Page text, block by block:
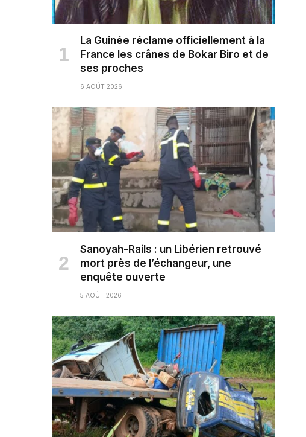
La Guinée réclame officiellement à la
France les crânes de Bokar Biro et de
ses proches
6 AOÛT 2026
Sanoyah-Rails : un Libérien retrouvé
mort près de l’échangeur, une
enquête ouverte
5 AOÛT 2026